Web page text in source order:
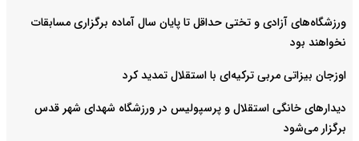
ورزشگاه‌های آزادی و تختی حداقل تا پایان سال آماده برگزاری مسابقات
نخواهند بود
اوزجان بیزاتی مربی ترکیه‌ای با استقلال تمدید کرد
دیدارهای خانگی استقلال و پرسپولیس در ورزشگاه شهدای شهر قدس
برگزار می‌شود